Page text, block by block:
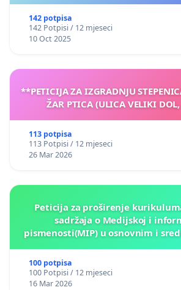
142 potpisa
142 Potpisi / 12 mjeseci
10 Oct 2025
**PETICIJA ZA IZGRADNJU
ŽAR PTICA (ULICA VELIKI
113 potpisa
113 Potpisi / 12 mjeseci
26 Mar 2026
Peticija za proširenje
sadržaja o Medijskoj i
pismenosti(MIP) u osnovnim i
100 potpisa
100 Potpisi / 12 mjeseci
16 Mar 2026